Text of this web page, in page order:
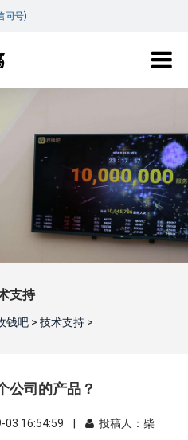
同号)
支持
钱吧> 技术支持>
公司的产品？
03 16:54:59 | 投稿人：柴